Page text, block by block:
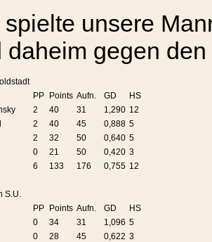
unsere
daheim gegen
PP
Points Aufn. GD
HS
2 40 31 1,290 12
2 40 45 0,888 5
2 32 50 0,640 5
0 21 50 0,420 3
6 133 176 0,755 12
S.U.
PP
Points Aufn. GD
HS
0 34 31 1,096 5
0 28 45 0,622 3